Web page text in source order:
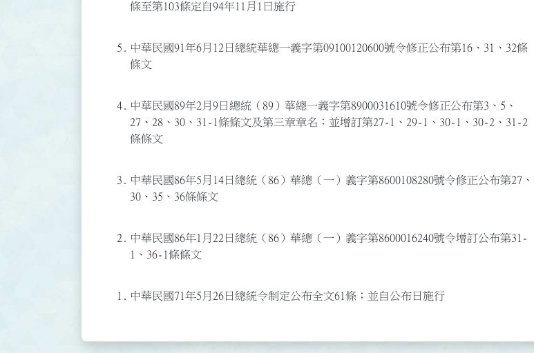
條至第103條定自94年11月1日施行
5.
中華民國91年6月12日總統華總一義字第09100120600號令修正公布第16、31、32條
條文
4.
中華民國89年2月9日總統（89）華總一義字第8900031610號令修正公布第3、5、
27、28、30、31-1條條文及第三章章名；並增訂第27-1、29-1、30-1、30-2、31-2
條條文
3.
中華民國86年5月14日總統（86）華總（一）義字第8600108280號令修正公布第27、
30、35、36條條文
2.
中華民國86年1月22日總統（86）華總（一）義字第8600016240號令增訂公布第31-
1、36-1條條文
1. 中華民國71年5月26日總統令制定公布全文61條；並自公布日施行